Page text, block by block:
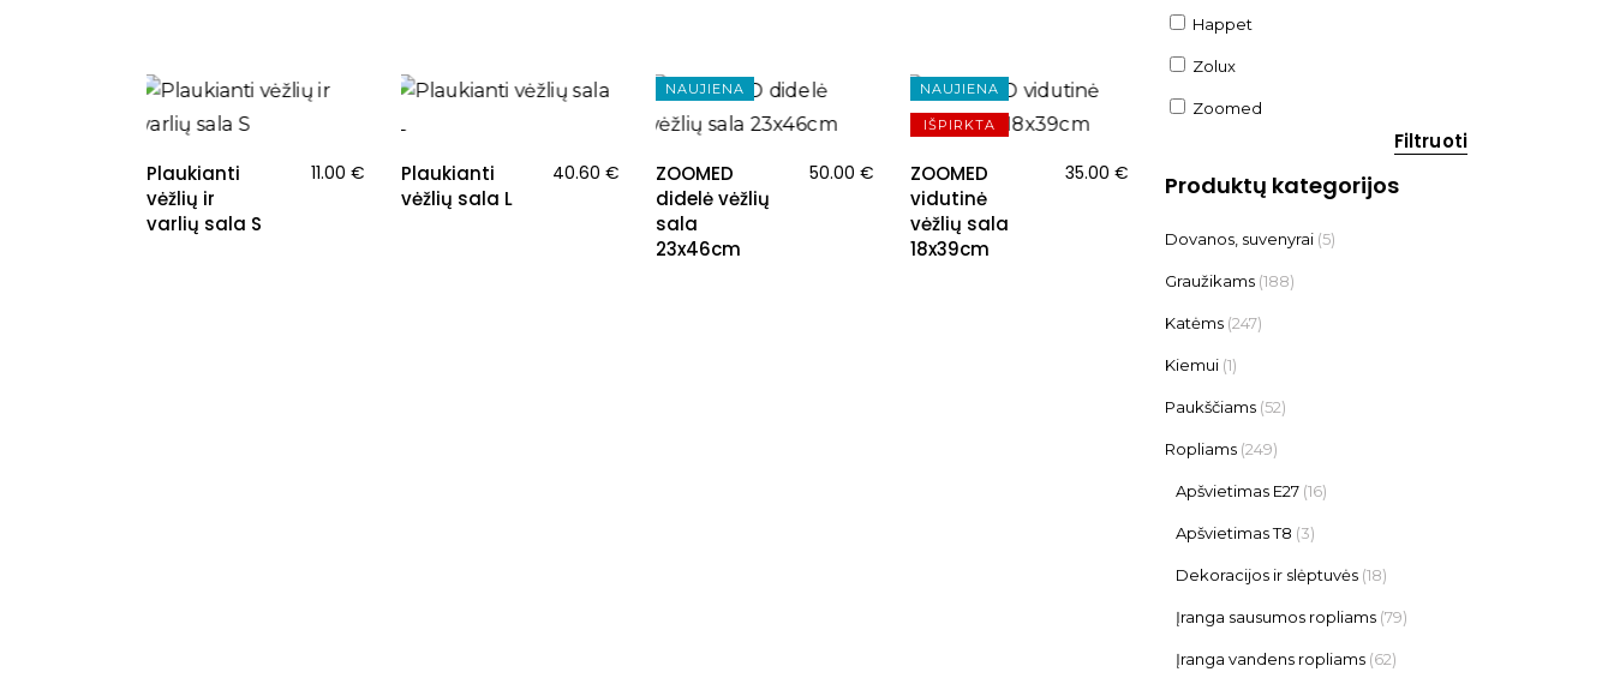
Plaukianti
vėžlių ir
varlių sala S
11.00 €
Plaukianti
vėžlių sala L
40.60 €
NAUJIENA
ZOOMED
didelė vėžlių
sala
23x46cm
50.00 €
NAUJIENA
IŠPIRKTA
ZOOMED
vidutinė
vėžlių sala
18x39cm
35.00 €
Happet
Zolux
Zoomed
Filtruoti
Produktų kategorijos
Dovanos, suvenyrai (5)
Graužikams (188)
Katėms (247)
Kiemui (1)
Paukščiams (52)
Ropliams (249)
Apšvietimas E27 (16)
Apšvietimas T8 (3)
Dekoracijos ir slėptuvės (18)
Įranga sausumos ropliams (79)
Įranga vandens ropliams (62)